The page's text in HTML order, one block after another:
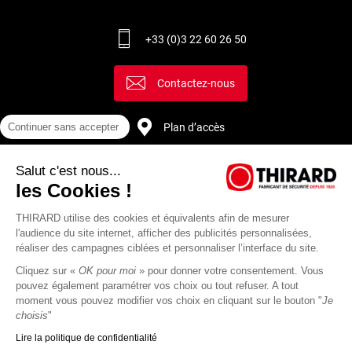
+33 (0)3 22 60 26 50
Contactez-nous
Plan d’accès
Continuer sans accepter
Salut c'est nous...
les Cookies !
THIRARD utilise des cookies et équivalents afin de mesurer
l'audience du site internet, afficher des publicités personnalisées,
réaliser des campagnes ciblées et personnaliser l’interface du site.
Cliquez sur « OK pour moi » pour donner votre consentement. Vous
pouvez également paramétrer vos choix ou tout refuser. A tout
moment vous pouvez modifier vos choix en cliquant sur le bouton "Je
choisis"
Lire la politique de confidentialité